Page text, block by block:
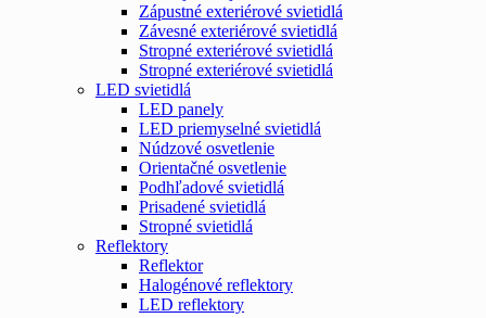
Zápustné exteriérové svietidlá
Závesné exteriérové svietidlá
Stropné exteriérové svietidlá
Stropné exteriérové svietidlá
LED svietidlá
LED panely
LED priemyselné svietidlá
Núdzové osvetlenie
Orientačné osvetlenie
Podhľadové svietidlá
Prisadené svietidlá
Stropné svietidlá
Reflektory
Reflektor
Halogénové reflektory
LED reflektory